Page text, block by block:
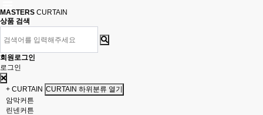
MASTERS CURTAIN
상품 검색
회원로그인
로그인
+ CURTAIN CURTAIN 하위분류 열기
암막커튼
린넨커튼